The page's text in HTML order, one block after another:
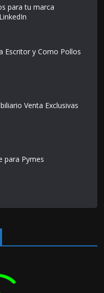
para tu marca
Escritor y Como Pollos
Venta Exclusivas
para Pymes